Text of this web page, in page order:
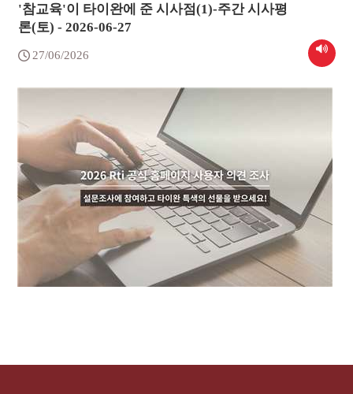
'참교육'이 타이완에 준 시사점(1)-주간 시사평
론(토) - 2026-06-27
27/06/2026